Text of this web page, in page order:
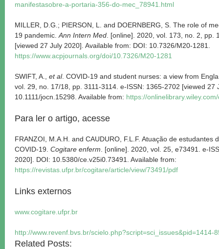
manifestasobre-a-portaria-356-do-mec_78941.html
MILLER, D.G.; PIERSON, L. and DOERNBERG, S. The role of
19 pandemic. Ann Intern Med . [online]. 2020, vol. 173, no. 2,
[viewed 27 July 2020]. Available from: DOI: 10.7326/M20-1281.
https://www.acpjournals.org/doi/10.7326/M20-1281
SWIFT, A., et al. COVID-19 and student nurses: a view from
vol. 29, no. 17/18, pp. 3111-3114. e-ISSN: 1365-2702 [viewed 27
10.1111/jocn.15298. Available from: https://
Para ler o artigo, acesse
FRANZOI, M.A.H. and CAUDURO, F.L.F. Atuação de estudantes
COVID-19. Cogitare enferm . [online]. 2020, vol. 25, e73491. e-
2020]. DOI: 10.5380/ce.v25i0.73491. Available from:
https://revistas.ufpr.br/cogitare/article/view/73491/pdf
Links externos
www.cogitare.ufpr.br
http://www.revenf.bvs.br/scielo.php?script=sci_issues&pid=1414-
Related Posts: